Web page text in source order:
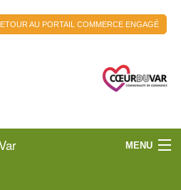
AU PORTAIL COMMERCE ENGAGÉ
MENU